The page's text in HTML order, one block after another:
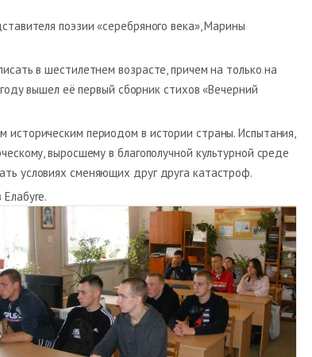
поэзии «серебряного века», Марины
в шестилетнем возрасте, причем на только на
вышел её первый сборник стихов «Вечерний
историческим периодом в истории страны. Испытания,
выросшему в благополучной культурной среде
условиях сменяющих друг друга катастроф.